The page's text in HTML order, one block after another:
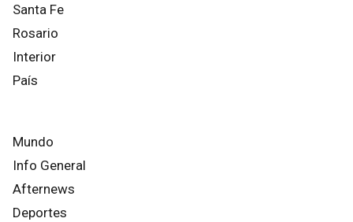
Santa Fe
Rosario
Interior
País
Mundo
Info General
Afternews
Deportes